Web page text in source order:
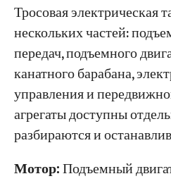
Тросовая электрическая
нескольких частей:
передач, подъемного
канатного барабана,
управления и
агрегаты доступны
разбираются и
Мотор:Подъемный